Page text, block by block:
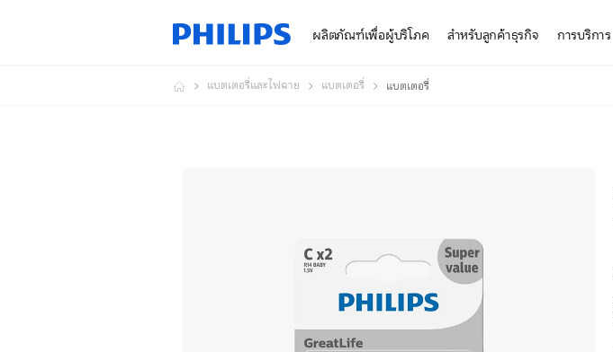
ผลิตภัณฑ์เพื่อผู้บริโภค สำหรับลูกค้าธุรกิจ การบริการ
แบตเตอรี่และไฟฉาย แบตเตอรี่ แบตเตอรี่